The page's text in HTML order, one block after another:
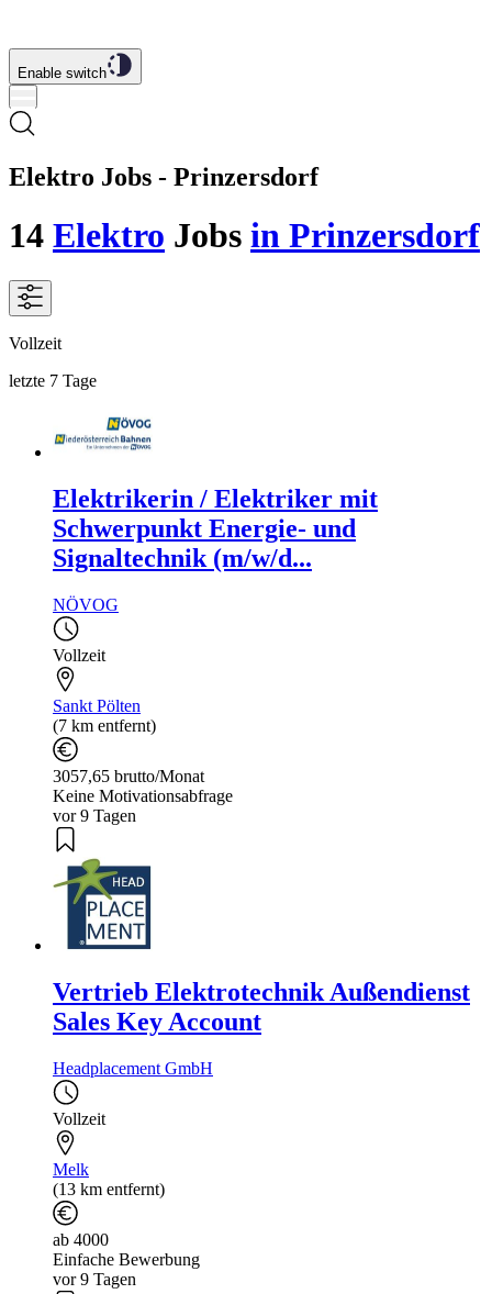
Enable switch
Elektro Jobs - Prinzersdorf
14 Elektro Jobs in Prinzersdorf
Vollzeit
letzte 7 Tage
Elektrikerin / Elektriker mit
Schwerpunkt Energie- und
Signaltechnik (m/w/d...
NÖVOG
Vollzeit
Sankt Pölten
(7 km entfernt)
3057,65 brutto/Monat
Keine Motivationsabfrage
vor 9 Tagen
Vertrieb Elektrotechnik Außendienst
Sales Key Account
Headplacement GmbH
Vollzeit
Melk
(13 km entfernt)
ab 4000
Einfache Bewerbung
vor 9 Tagen